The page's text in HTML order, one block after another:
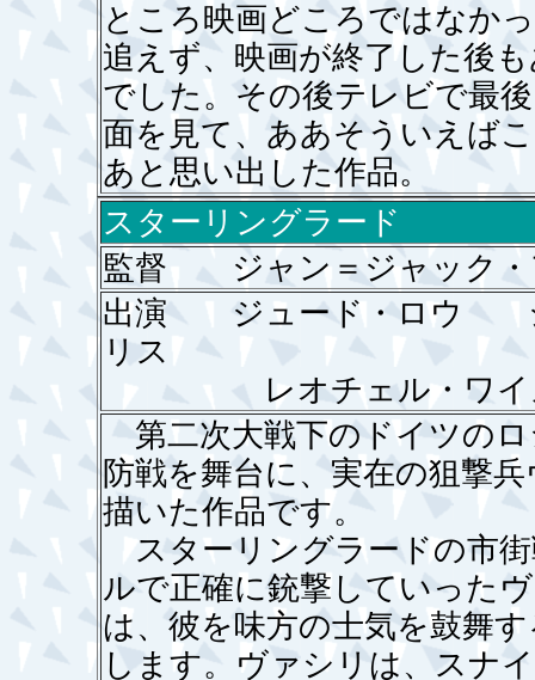
ところ映画どころではなか
追えず、映画が終了した後
でした。その後テレビで最
面を見て、ああそういえば
あと思い出した作品。
スターリングラード
監督 ジャン＝ジャック・
出演 ジュード・ロウ
リス
レオチェル・ワイ
第二次大戦下のドイツの
防戦を舞台に、実在の狙撃
描いた作品です。
スターリングラードの市
ルで正確に銃撃していった
は、彼を味方の士気を鼓舞
します。ヴァシリは、スナ